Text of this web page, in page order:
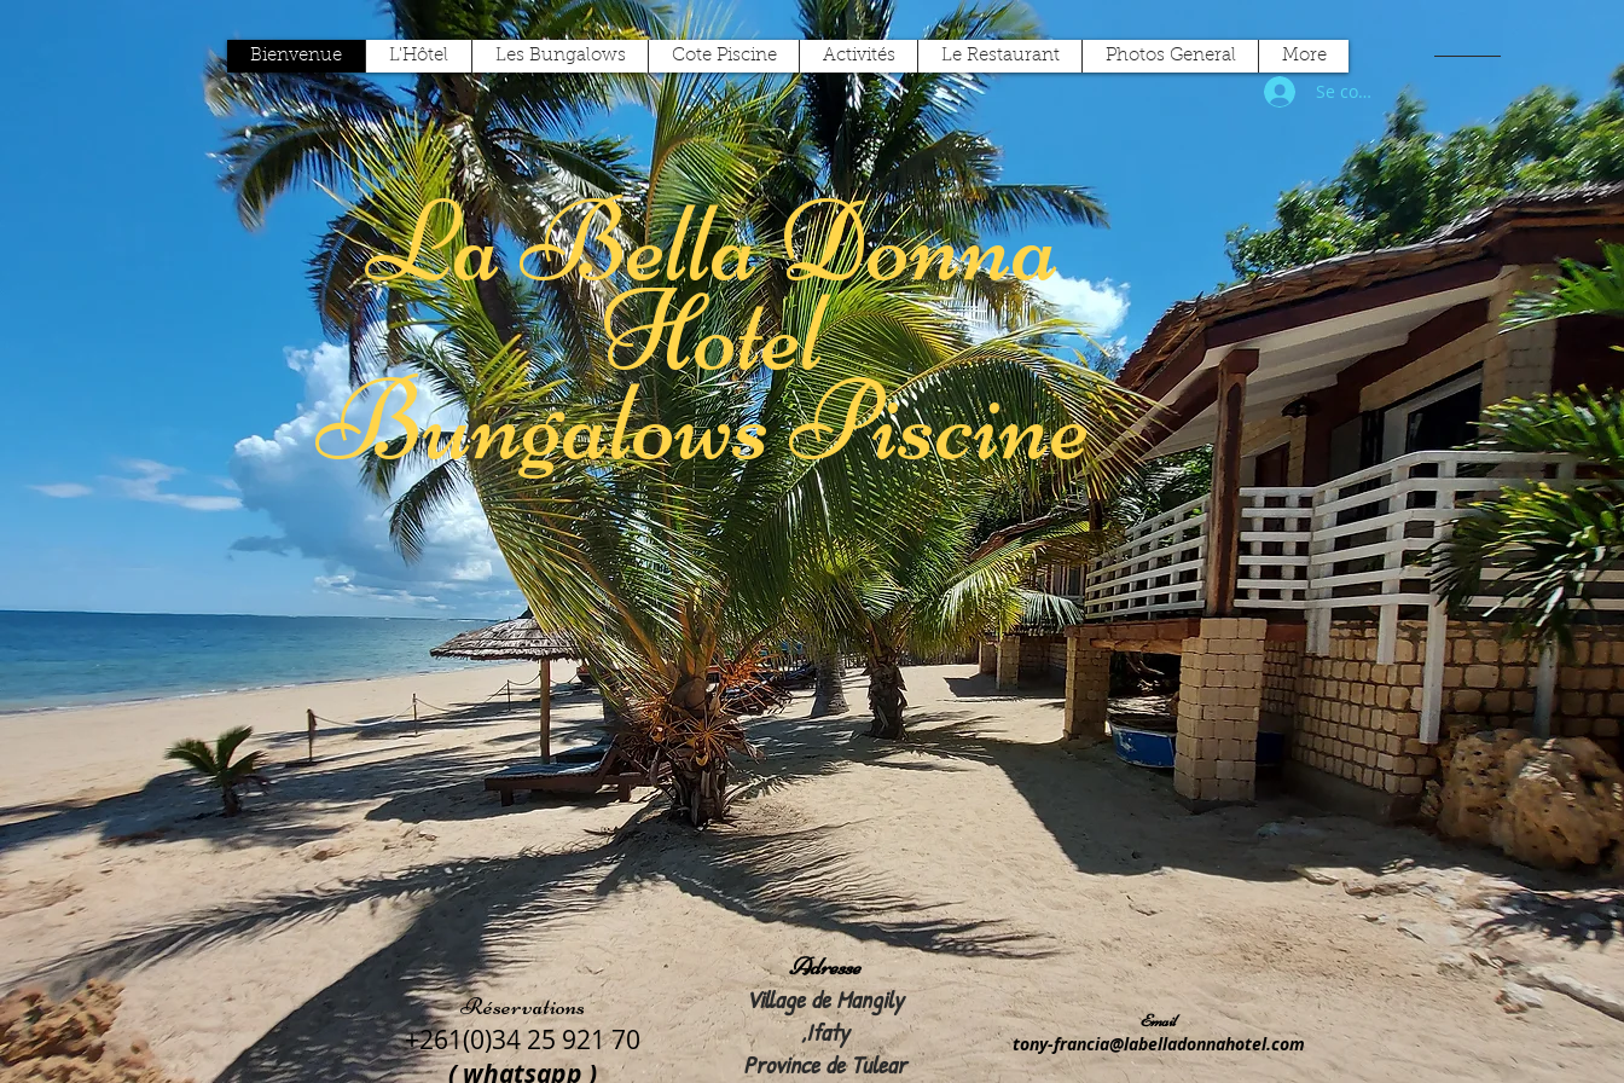
Bienvenue L'Hôtel Les Bungalows Cote Piscine Activités Le Restaurant Photos General More
Se connecter
La Bella Donna
Hotel
Bungalows Piscine
Adresse
Village de Mangily
,Ifaty
Province de Tulear
Email
tony-francia@labelladonnahotel.com
Réservations
+261(0)34 25 921 70
( whatsapp )